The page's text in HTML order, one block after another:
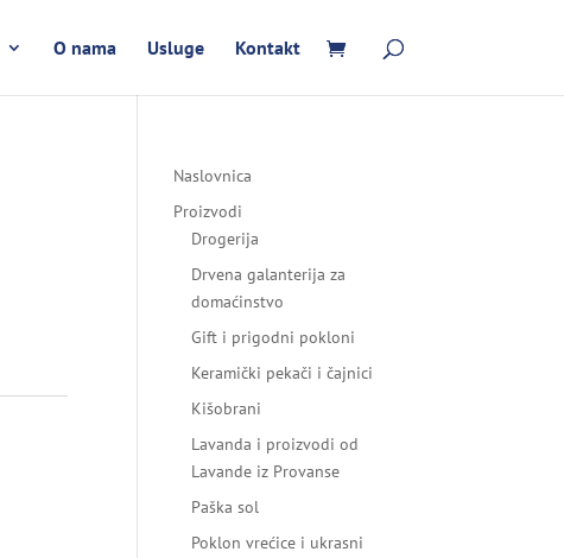
O nama Usluge Kontakt
Naslovnica
Proizvodi
Drogerija
Drvena galanterija za
domaćinstvo
Gift i prigodni pokloni
Keramički pekači i čajnici
Kišobrani
Lavanda i proizvodi od
Lavande iz Provanse
Paška sol
Poklon vrećice i ukrasni